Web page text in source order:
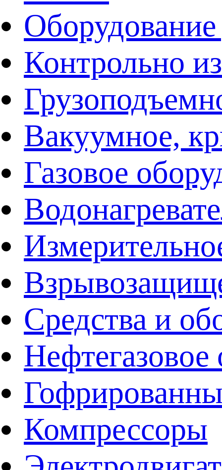
Контрольно
Вакуумное,
Газовое
Средства и
Нефтегазовое
Компрессоры